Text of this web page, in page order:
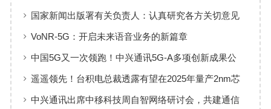
国家新闻出版署有关负责人：认真研究各方关切意见
进一步完善修改网游新规
VoNR-5G：开启未来语音业务的新篇章
中国5G又一次领跑！中兴通讯5G-A多项创新成果公
布，带来新发展
遥遥领先！台积电总裁透露有望在2025年量产2nm芯
片
中兴通讯出席中移科技周自智网络研讨会，共建通信